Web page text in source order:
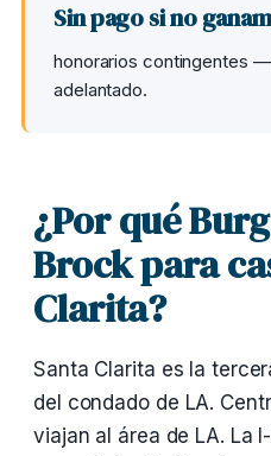
Sin pago si no
honorarios contingentes
adelantado.
¿Por qué
Brock para
Clarita?
Santa Clarita es la
del condado de LA.
viajan al área de LA. La